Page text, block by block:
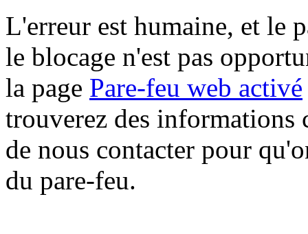
L'erreur est humaine, et le
le blocage n'est pas
la page Pare-feu web activé
trouverez des informations
de nous contacter pour
du pare-feu.